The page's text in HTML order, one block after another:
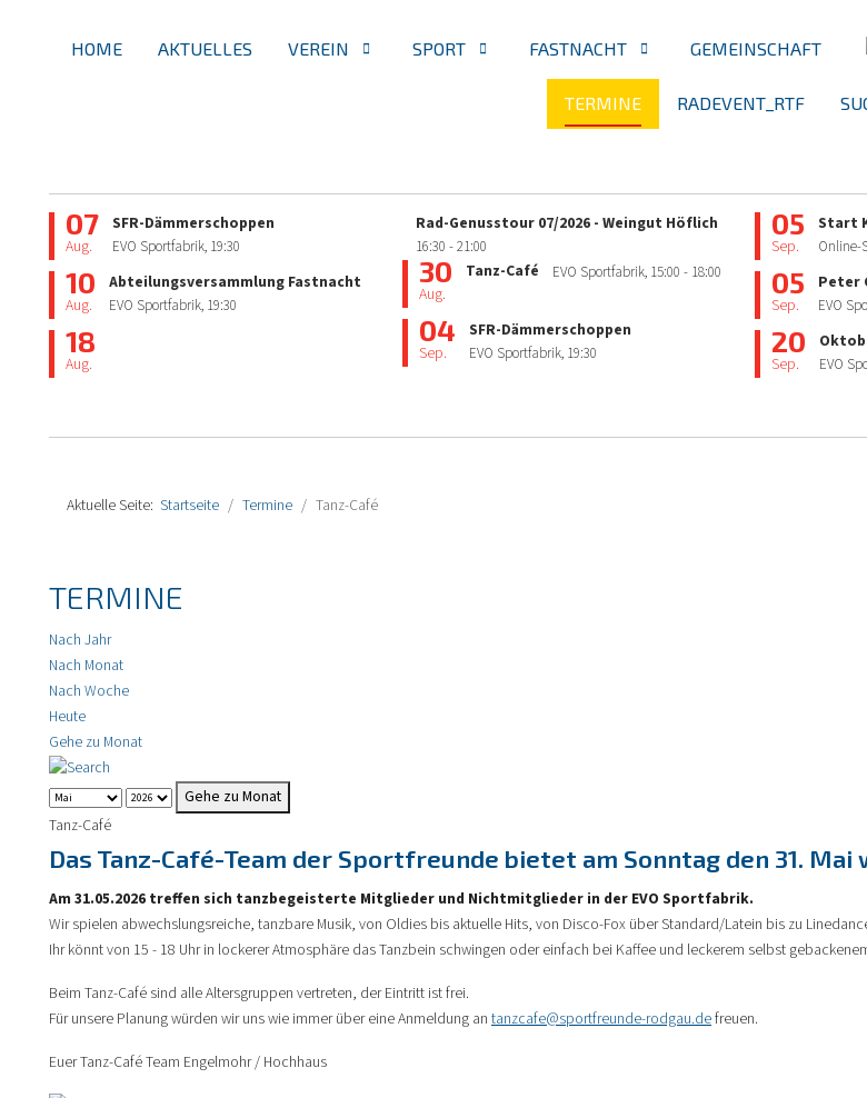
HOME AKTUELLES VEREIN SPORT FASTNACHT GEMEINSCHAFT
TERMINE RADEVENT_RTF
07
Aug.
SFR-Dämmerschoppen
EVO Sportfabrik, 19:30
10
Aug.
Abteilungsversammlung Fastnacht
EVO Sportfabrik, 19:30
18
Aug.
Rad-Genusstour 07/2026 - Weingut Höflich
16:30 - 21:00
30
Aug.
Tanz-Café EVO Sportfabrik, 15:00 - 18:00
04
Sep.
SFR-Dämmerschoppen
EVO Sportfabrik, 19:30
05
Sep.
Start
Online-
05
Sep.
Peter
EVO
20
Sep. EVO
Aktuelle Seite: Startseite Termine Tanz-Café
TERMINE
Nach Jahr
Nach Monat
Nach Woche
Heute
Gehe zu Monat
Gehe zu Monat
Tanz-Café
Das Tanz-Café-Team der Sportfreunde bietet am Sonntag den 31. Mai
Am 31.05.2026 treffen sich tanzbegeisterte Mitglieder und Nichtmitglieder in der EVO Sportfabrik.
Wir spielen abwechslungsreiche, tanzbare Musik, von Oldies bis aktuelle Hits, von Disco-Fox über Standard/Latein bis zu
Ihr könnt von 15 - 18 Uhr in lockerer Atmosphäre das Tanzbein schwingen oder einfach bei Kaffee und leckerem selbst
Beim Tanz-Café sind alle Altersgruppen vertreten, der Eintritt ist frei.
Für unsere Planung würden wir uns wie immer über eine Anmeldung an tanzcafe@sportfreunde-rodgau.defreuen.
Euer Tanz-Café Team Engelmohr / Hochhaus